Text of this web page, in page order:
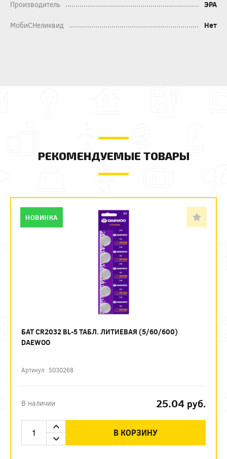
Производитель ЭРА
МобиСНеликвид Нет
РЕКОМЕНДУЕМЫЕ ТОВАРЫ
БАТ CR2032 BL-5 ТАБЛ. ЛИТИЕВАЯ (5/60/600)
DAEWOO
Артикул: .5030268
В наличии 25.04 руб.
В КОРЗИНУ
НОВИНКА